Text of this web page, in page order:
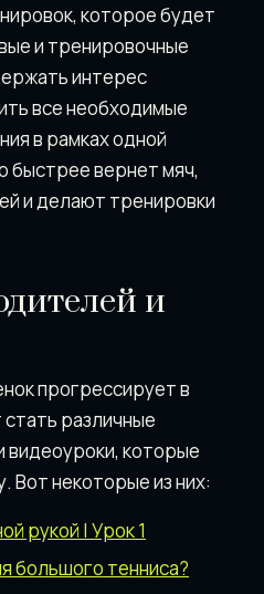
которое будет
и тренировочные
интерес
все необходимые
в рамках одной
быстрее вернет мяч,
и делают тренировки
и
прогрессирует в
различные
которые
Вот некоторые из них:
рукой | Урок 1
большого тенниса?